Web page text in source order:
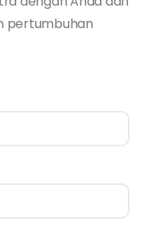
pertumbuhan